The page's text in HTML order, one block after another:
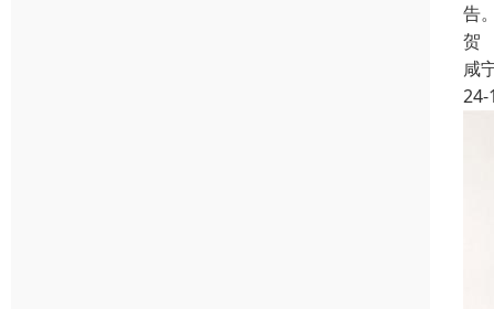
告
贺
咸
24-